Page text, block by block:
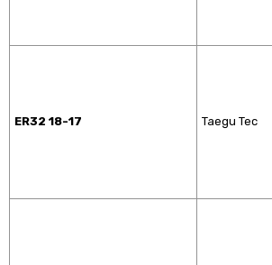
ER32 18-17 Taegu Tec